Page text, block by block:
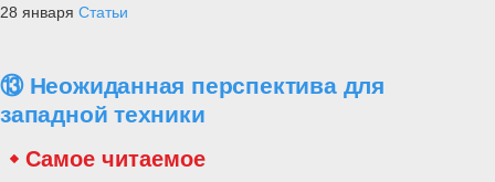
28 января Статьи
⑬ Неожиданная перспектива для
западной техники
Самое читаемое